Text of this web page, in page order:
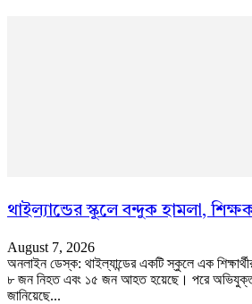
থাইল্যান্ডের স্কুলে বন্দুক হামলা,
August 7, 2026
অনলাইন ডেস্ক: থাইল্যান্ডের একটি স্কুলে এক
৮ জন নিহত এবং ১৫ জন আহত হয়েছে। পরে অভিযুক্ত
জানিয়েছে...